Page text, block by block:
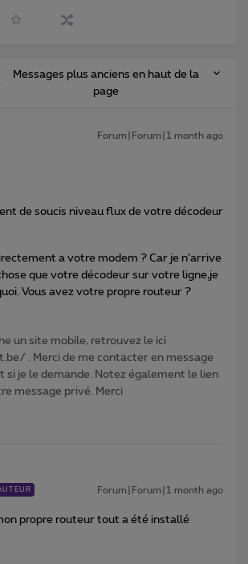
Messages plus anciens en haut de la
page
Forum|Forum|1 month ago
de soucis niveau flux de votre décodeur
a votre modem ? Car je n’arrive
que votre décodeur sur votre ligne,je
Vous avez votre propre routeur ?
un site mobile, retrouvez le ici
. Merci de me contacter en message
si je le demande. Notez également le lien
message privé. Merci
Forum|Forum|1 month ago
propre routeur tout a été installé